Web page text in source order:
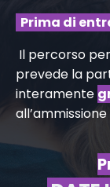
Prima di
Il percorso
prevede la
interamente
all’ammissione